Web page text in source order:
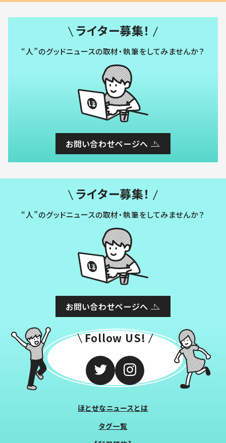
ライター募集！
“人”のグッドニュースの取材・執筆をしてみませんか？
お問い合わせページへ
ライター募集！
“人”のグッドニュースの取材・執筆をしてみませんか？
お問い合わせページへ
Follow US!
ほとせなニュースとは
タグ一覧